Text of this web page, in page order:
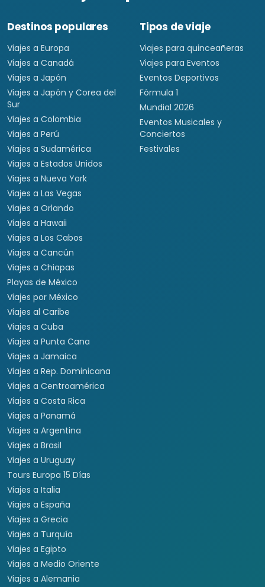
Destinos populares
Viajes a Europa
Viajes a Canadá
Viajes a Japón
Viajes a Japón y Corea del
Sur
Viajes a Colombia
Viajes a Perú
Viajes a Sudamérica
Viajes a Estados Unidos
Viajes a Nueva York
Viajes a Las Vegas
Viajes a Orlando
Viajes a Hawaii
Viajes a Los Cabos
Viajes a Cancún
Viajes a Chiapas
Playas de México
Viajes por México
Viajes al Caribe
Viajes a Cuba
Viajes a Punta Cana
Viajes a Jamaica
Viajes a Rep. Dominicana
Viajes a Centroamérica
Viajes a Costa Rica
Viajes a Panamá
Viajes a Argentina
Viajes a Brasil
Viajes a Uruguay
Tours Europa 15 Días
Viajes a Italia
Viajes a España
Viajes a Grecia
Viajes a Turquía
Viajes a Egipto
Viajes a Medio Oriente
Viajes a Alemania
Tipos de viaje
Viajes para quinceañeras
Viajes para Eventos
Eventos Deportivos
Fórmula 1
Mundial 2026
Eventos Musicales y
Conciertos
Festivales